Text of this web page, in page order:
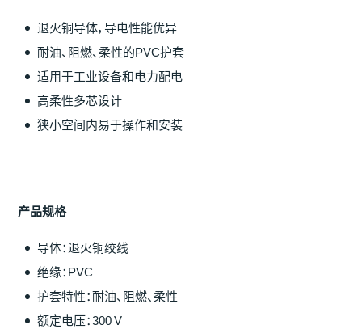
退火铜导体，导电性能优异
耐油、阻燃、柔性的PVC护套
适用于工业设备和电力配电
高柔性多芯设计
狭小空间内易于操作和安装
产品规格
导体：退火铜绞线
绝缘：PVC
护套特性：耐油、阻燃、柔性
额定电压：300 V